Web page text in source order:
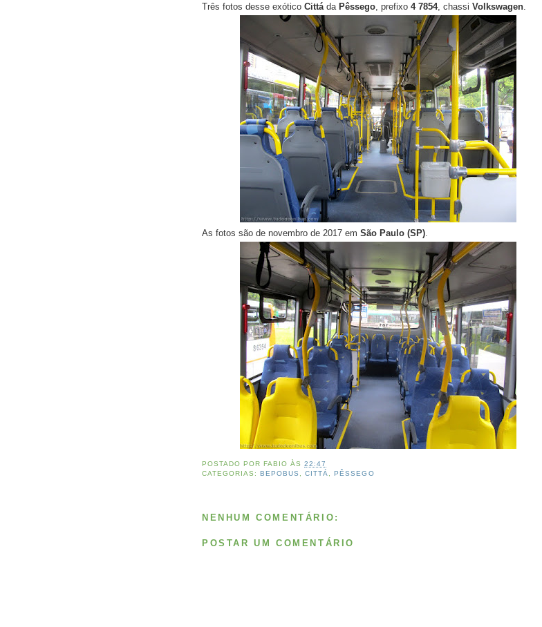
Três fotos desse exótico Cittá da Pêssego , prefixo 4 7854, chassi Volkswagen
As fotos são de novembro de 2017 em São Paulo (SP)
POSTADO PORFABIO ÀS22:47
CATEGORIAS:BEPOBUS ,CITTÁ,PÊSSEGO
NENHUM COMENTÁRIO:
POSTAR UM COMENTÁRIO